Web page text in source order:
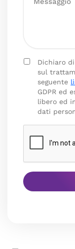
Dichiaro
sul
seguente
GDPR ed
libero ed
dati